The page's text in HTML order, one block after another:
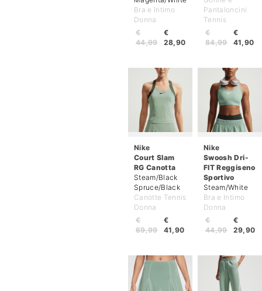
Bra e Intimo
Donna
€
28,90
€
44,99
Pantaloncini
Tennis
€
41,90
€
84,99
Nike
Court Slam
RG Canotta
Steam/Black
Spruce/Black
Canotte Tennis
Donna
€
41,90
€
69,99
Nike
Swoosh Dri-
FIT Reggiseno
Sportivo
Steam/White
Bra e Intimo
Donna
€
29,90
€
44,99